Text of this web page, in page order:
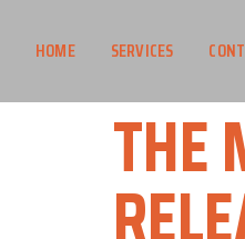
HOME SERVICES
THE